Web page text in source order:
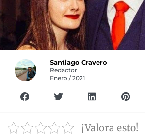
Santiago Cravero
Redactor
Enero / 2021
¡Valora esto!